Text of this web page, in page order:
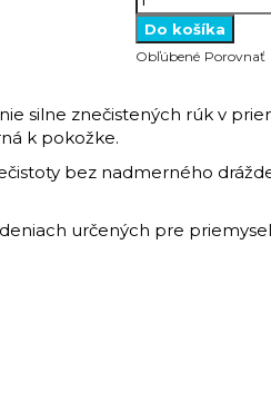
Obľúbené Porovnať
silne znečistených rúk v
k pokožke.
bez nadmerného
určených pre